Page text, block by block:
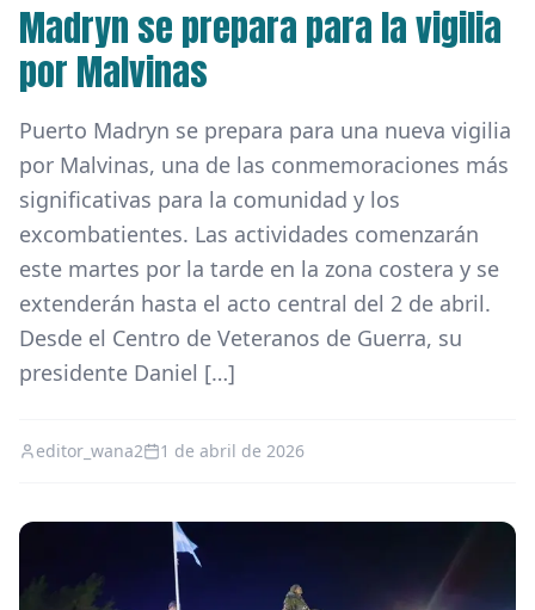
Madryn se prepara para la vigilia
por Malvinas
Puerto Madryn se prepara para una nueva vigilia
por Malvinas, una de las conmemoraciones más
significativas para la comunidad y los
excombatientes. Las actividades comenzarán
este martes por la tarde en la zona costera y se
extenderán hasta el acto central del 2 de abril.
Desde el Centro de Veteranos de Guerra, su
presidente Daniel […]
editor_wana2 1 de abril de 2026